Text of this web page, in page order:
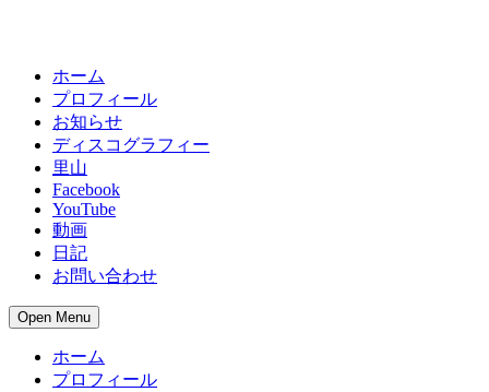
ホーム
プロフィール
お知らせ
ディスコグラフィー
里山
Facebook
YouTube
動画
日記
お問い合わせ
Open Menu
ホーム
プロフィール